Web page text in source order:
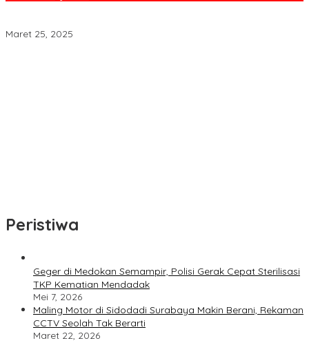
Maret 25, 2025
Peristiwa
Geger di Medokan Semampir, Polisi Gerak Cepat Sterilisasi
TKP Kematian Mendadak
Mei 7, 2026
Maling Motor di Sidodadi Surabaya Makin Berani, Rekaman
CCTV Seolah Tak Berarti
Maret 22, 2026